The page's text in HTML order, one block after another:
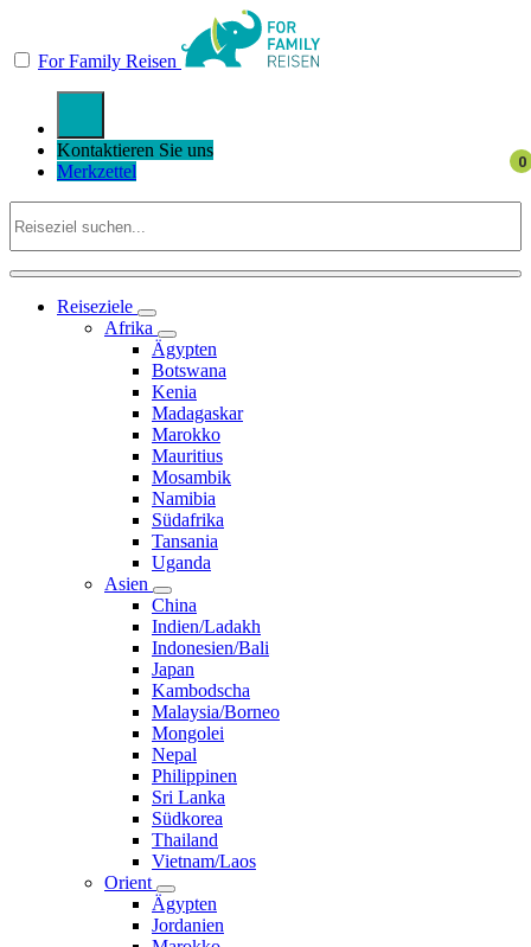
For Family Reisen
Kontaktieren Sie uns
Merkzettel
Reiseziele
Afrika
Ägypten
Botswana
Kenia
Madagaskar
Marokko
Mauritius
Mosambik
Namibia
Südafrika
Tansania
Uganda
Asien
China
Indien/Ladakh
Indonesien/Bali
Japan
Kambodscha
Malaysia/Borneo
Mongolei
Nepal
Philippinen
Sri Lanka
Südkorea
Thailand
Vietnam/Laos
Orient
Ägypten
Jordanien